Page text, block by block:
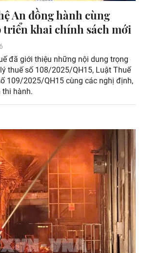
An đồng hành cùng
triển khai chính sách mới
đã giới thiệu những nội dung trọng
thuế số 108/2025/QH15, Luật Thuế
109/2025/QH15 cùng các nghị định,
hành.